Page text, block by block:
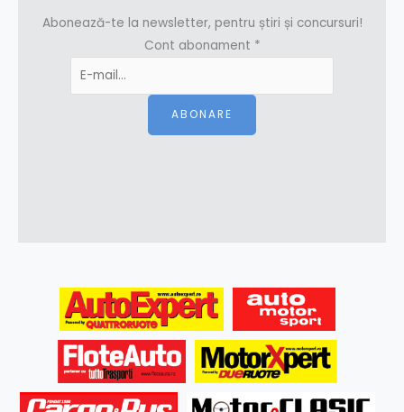
Abonează-te la newsletter, pentru știri și concursuri!
Cont abonament *
ABONARE